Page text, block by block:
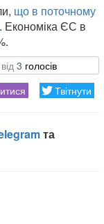
що в поточному
. Економіка ЄС в
3